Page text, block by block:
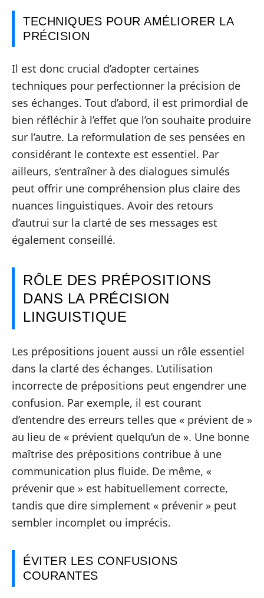
TECHNIQUES POUR AMÉLIORER LA
PRÉCISION
Il est donc crucial d’adopter certaines
techniques pour perfectionner la précision de
ses échanges. Tout d’abord, il est primordial de
bien réfléchir à l’effet que l’on souhaite produire
sur l’autre. La reformulation de ses pensées en
considérant le contexte est essentiel. Par
ailleurs, s’entraîner à des dialogues simulés
peut offrir une compréhension plus claire des
nuances linguistiques. Avoir des retours
d’autrui sur la clarté de ses messages est
également conseillé.
RÔLE DES PRÉPOSITIONS
DANS LA PRÉCISION
LINGUISTIQUE
Les prépositions jouent aussi un rôle essentiel
dans la clarté des échanges. L’utilisation
incorrecte de prépositions peut engendrer une
confusion. Par exemple, il est courant
d’entendre des erreurs telles que « prévient de »
au lieu de « prévient quelqu’un de ». Une bonne
maîtrise des prépositions contribue à une
communication plus fluide. De même, «
prévenir que » est habituellement correcte,
tandis que dire simplement « prévenir » peut
sembler incomplet ou imprécis.
ÉVITER LES CONFUSIONS
COURANTES